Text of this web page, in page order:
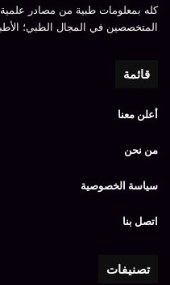
كله بمعلومات طبية من مصادر
المتخصصين في المجال الطبي؛
قائمة
أعلن معنا
من نحن
سياسة الخصوصية
اتصل بنا
تصنيفات